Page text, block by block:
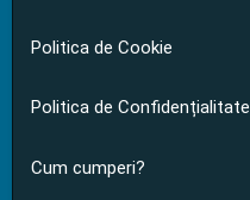
Politica de Cookie
Politica de Confidențialitate
Cum cumperi?